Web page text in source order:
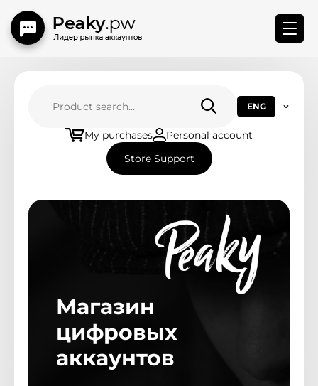
How to connect BM
Contact Us
ENG
My purchases
Personal account
Store Support
Магазин
цифровых
аккаунтов